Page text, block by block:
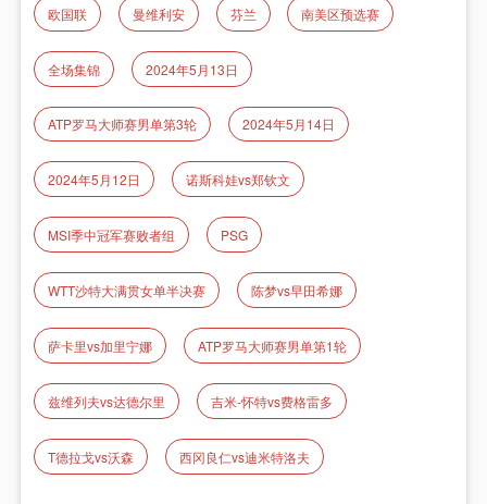
欧国联 曼维利安 芬兰 南美区预选赛
全场集锦 2024年5月13日
ATP罗马大师赛男单第3轮 2024年5月14日
2024年5月12日 诺斯科娃vs郑钦文
MSI季中冠军赛败者组 PSG
WTT沙特大满贯女单半决赛 陈梦vs早田希娜
萨卡里vs加里宁娜 ATP罗马大师赛男单第1轮
兹维列夫vs达德尔里 吉米-怀特vs费格雷多
T德拉戈vs沃森 西冈良仁vs迪米特洛夫